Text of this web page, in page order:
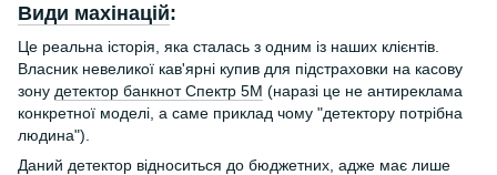
Види махінацій:
Це реальна історія, яка сталась з одним із наших клієнтів.
Власник невеликої кав'ярні купив для підстраховки на касову
зону детектор банкнот Спектр 5М (наразі це не антиреклама
конкретної моделі, а саме приклад чому "детектору потрібна
людина").
Даний детектор відноситься до бюджетних, адже має лише